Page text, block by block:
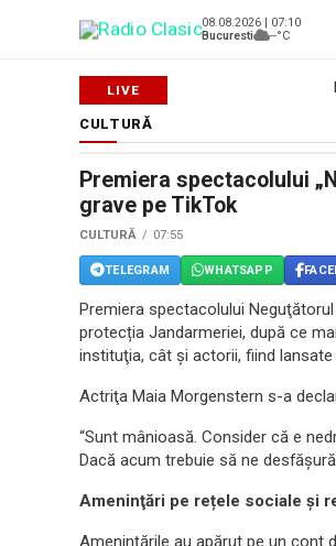
08.08.2026 | 07:10
Bucuresti
--°C
CULTURĂ
Premiera spectacolului
grave pe TikTok
CULTURĂ 07:55
TELEGRAM WHATSAPP
Premiera spectacolului
protecția Jandarmeriei, după ce
instituţia, cât şi actorii, fiind
Actriţa Maia Morgenstern s-a
“Sunt mânioasă. Consider că e
Dacă acum trebuie să ne
Ameninţări pe rețele sociale și
Amenințările au apărut pe un cont